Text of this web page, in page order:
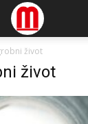
život
život